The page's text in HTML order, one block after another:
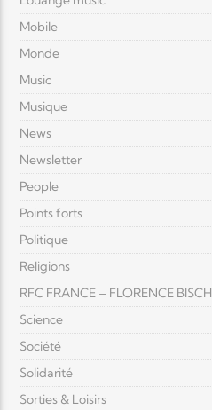
Mobile
Monde
Music
Musique
News
Newsletter
People
Points forts
Politique
Religions
RFC FRANCE – FLORENCE BISCH
Science
Société
Solidarité
Sorties & Loisirs